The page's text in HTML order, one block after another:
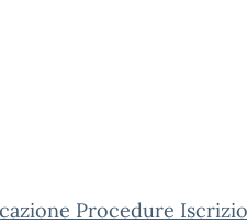
Procedure